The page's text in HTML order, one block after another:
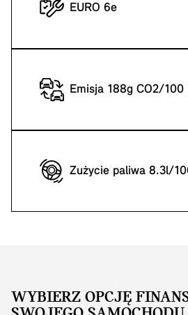
EURO 6e
Emisja 188g CO2/100
Zużycie paliwa 8.3l/
WYBIERZ OPCJĘ